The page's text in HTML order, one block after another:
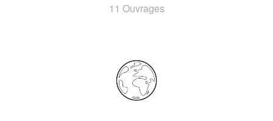
11 Ouvrages